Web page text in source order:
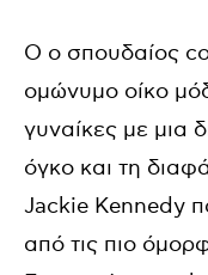
Ο ο σπουδαίος
ομώνυμο οίκο
γυναίκες με μια
όγκο και τη
Jackie Kennedy
από τις πιο